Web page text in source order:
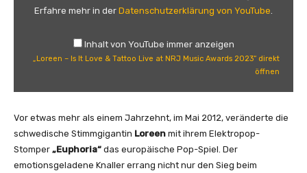
L
o
v
e
Erfahre mehr in der Datenschutzerklärung von YouTube
Inhalt von YouTube immer anzeigen
„Loreen – Is It Love & Tattoo Live at NRJ Music Awards 2023“ direkt
öffnen
Vor etwas mehr als einem Jahrzehnt, im Mai 2012, veränderte die
schwedische Stimmgigantin Loreen mit ihrem Elektropop-
Stomper „Euphoria“ das europäische Pop-Spiel. Der
emotionsgeladene Knaller errang nicht nur den Sieg beim